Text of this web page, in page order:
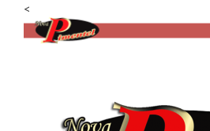
<